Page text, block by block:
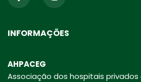
INFORMAÇÕES
AHPACEG
Associação dos hospitais